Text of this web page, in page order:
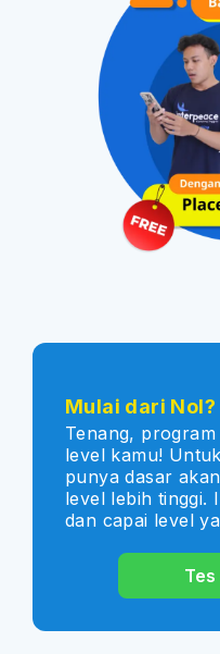
Mulai dari Nol?
Tenang,
level kamu!
punya dasar
level lebih tinggi.
dan capai level